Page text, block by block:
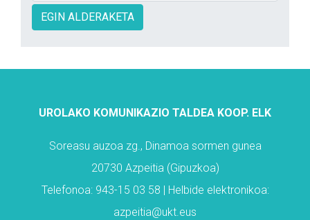
EGIN ALDERAKETA
UROLAKO KOMUNIKAZIO TALDEA KOOP. ELK
Soreasu auzoa zg., Dinamoa sormen gunea
20730 Azpeitia (Gipuzkoa)
Telefonoa: 943-15 03 58 | Helbide elektronikoa:
azpeitia@ukt.eus